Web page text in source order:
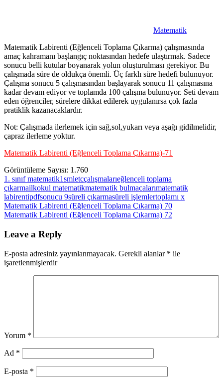
Matematik
Matematik Labirenti (Eğlenceli Toplama Çıkarma) çalışmasında
amaç kahramanı başlangıç noktasından hedefe ulaştırmak. Sadece
sonucu belli kutular boyanarak yolun oluşturulması gerekiyor. Bu
çalışmada süre de oldukça önemli. Üç farklı süre hedefi bulunuyor.
Çalışma sonucu 5 çalışmasından başlayarak sonucu 11 çalışmasına
kadar devam ediyor ve toplamda 100 çalışma bulunuyor. Seti devam
eden öğrenciler, sürelere dikkat edilerek uygulanırsa çok fazla
pratiklik kazanacaklardır.
Not: Çalışmada ilerlemek için sağ,sol,yukarı veya aşağı gidilmelidir,
çapraz ilerleme yoktur.
Matematik Labirenti (Eğlenceli Toplama Çıkarma)-71
Görüntüleme Sayısı: 1.760
1. sınıf matematik1smletcçalışmalarıeğlenceli toplama
çıkarmailkokul matematikmatematik bulmacalarımatematik
labirentipdfsonucu 9süreli çıkarmasüreli işlemlertoplamı x
Yazı
gezinmesi
Previous
Post:
Matematik Labirenti (Eğlenceli Toplama Çıkarma) 70
Next
Matematik Labirenti (Eğlenceli Toplama Çıkarma) 72
Leave a Reply
E-posta adresiniz yayınlanmayacak. Gerekli alanlar * ile
işaretlenmişlerdir
Yorum *
Ad *
E-posta *